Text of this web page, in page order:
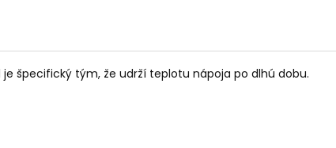
špecifický tým, že udrží teplotu nápoja po dlhú dobu.